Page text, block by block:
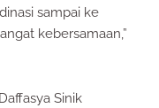
sampai ke
kebersamaan,”
Sinik